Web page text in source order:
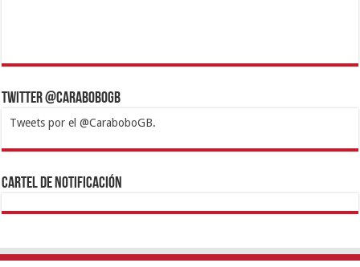
Twitter @CaraboboGB
Tweets por el @CaraboboGB.
1xbetBetturkeyBetistKralbetSupertotobetTipobetMatadorbetMariobet
https://mvbcasino.com/
Cartel de Notificación